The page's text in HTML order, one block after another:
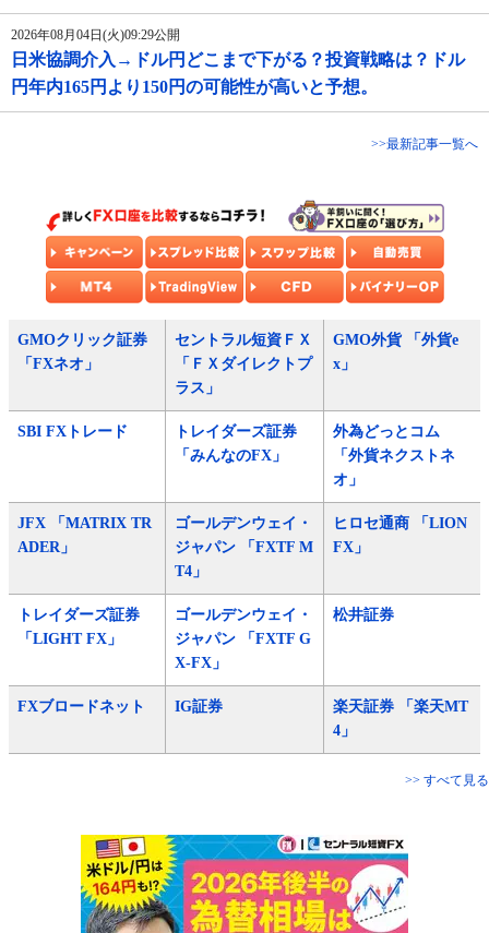
2026年08月04日(火)09:29公開
日米協調介入→ドル円どこまで下がる？投資戦略は？ドル
円年内165円より150円の可能性が高いと予想。
>>最新記事一覧へ
GMOクリック証券
「FXネオ」
セントラル短資ＦＸ
「ＦＸダイレクトプ
ラス」
GMO外貨 「外貨e
x」
SBI FXトレード
トレイダーズ証券
「みんなのFX」
外為どっとコム
「外貨ネクストネ
オ」
JFX 「MATRIX TR
ADER」
ゴールデンウェイ・
ジャパン 「FXTF M
T4」
ヒロセ通商 「LION
FX」
トレイダーズ証券
「LIGHT FX」
ゴールデンウェイ・
ジャパン 「FXTF G
X-FX」
松井証券
FXブロードネット IG証券
楽天証券 「楽天MT
4」
>> すべて見る